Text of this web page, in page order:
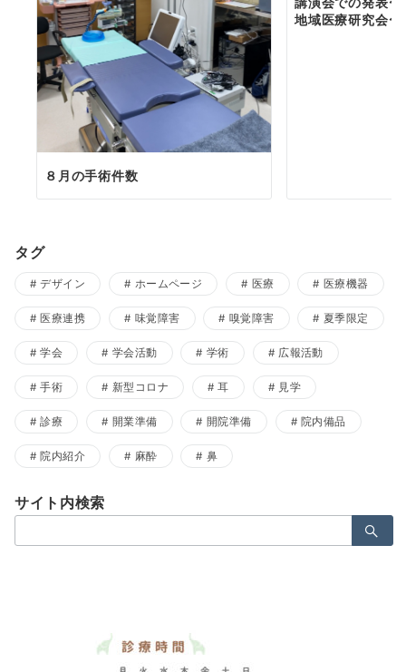
８月の手術件数
地域医療研究会〜
タグ
デザイン ホームページ 医療 医療機器
医療連携 味覚障害 嗅覚障害 夏季限定
学会 学会活動 学術 広報活動
手術 新型コロナ 耳 見学
診療 開業準備 開院準備 院内備品
院内紹介 麻酔 鼻
サイト内検索
索：